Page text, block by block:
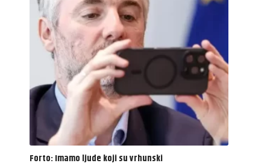
Forto: Imamo ljude koji su vrhunski